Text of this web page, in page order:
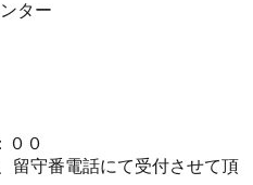
ター
００
留守番電話にて受付させて頂